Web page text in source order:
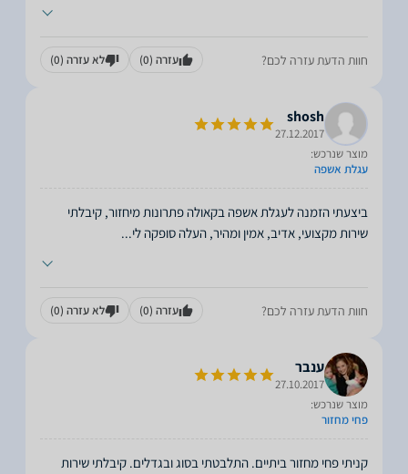
חוות הדעת עזרה לכם? עזרה (0) לא עזרה (0)
shosh
27.12.2017
מוצר שנרכש:
עגלת אשפה
ביצעתי הזמנה לעגלת אשפה בקאולה פתרונות מיחזור, קיבלתי
שירות מקצועי, אדיב, אמין ומהיר, העלה סופקה לי...
חוות הדעת עזרה לכם? עזרה (0) לא עזרה (0)
ענבר
27.10.2017
מוצר שנרכש:
פחי מחזור
קניתי פחי מחזור ביתיים. התלבטתי בסוג ובגדלים. קיבלתי שירות